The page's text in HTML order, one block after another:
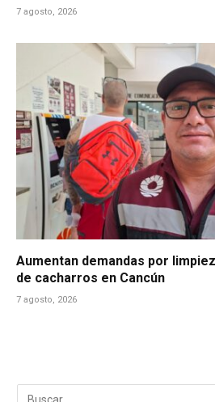
7 agosto, 2026
Aumentan demandas por
de cacharros en Cancún
7 agosto, 2026